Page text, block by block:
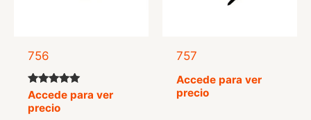
756
Valorado
con
5.00
Accede para ver
precio
757
Accede para ver
precio